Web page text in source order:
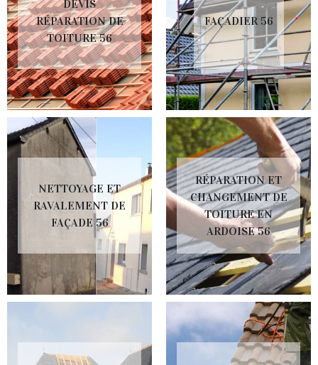
DEVIS
RÉPARATION DE
TOITURE 56
FAÇADIER 56
NETTOYAGE ET
RAVALEMENT DE
FAÇADE 56
RÉPARATION ET
CHANGEMENT DE
TOITURE EN
ARDOISE 56